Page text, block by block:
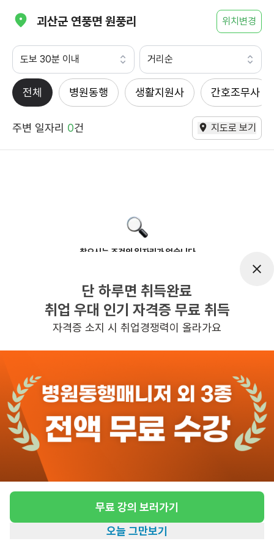
괴산군 연풍면 원풍리 위치변경
도보 30분 이내 거리순
전체 병원동행 생활지원사 간호조무사
주변 일자리 0건 지도로 보기
찾으시는 조건의 일자리가 없습니다
반경 3KM 이내의 일자리 확인하기
단 하루면 취득완료
취업 우대 인기 자격증 무료 취득
자격증 소지 시 취업경쟁력이 올라가요
무료 강의 보러가기
오늘 그만보기